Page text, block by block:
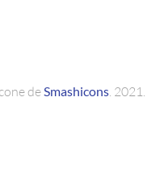
de Smashicons . 2021.